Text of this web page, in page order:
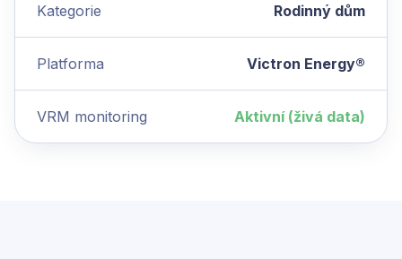
Kategorie Rodinný dům
Platforma Victron Energy®
VRM monitoring Aktivní (živá data)